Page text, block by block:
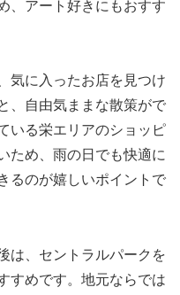
、アート好きにもおすす
気に入ったお店を見つけ
、自由気ままな散策がで
いる栄エリアのショッピ
ため、雨の日でも快適に
るのが嬉しいポイントで
は、セントラルパークを
すめです。地元ならでは